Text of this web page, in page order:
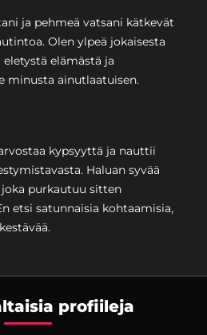
ja pehmeä vatsani kätkevät
Olen ylpeä jokaisesta
elämästä ja
minusta ainutlaatuisen.
kypsyyttä ja nauttii
Haluan syvää
purkautuu sitten
etsi satunnaisia kohtaamisia,
profiileja